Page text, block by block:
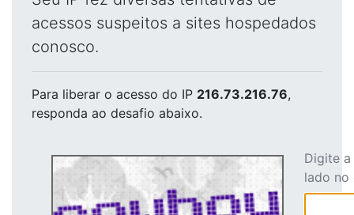
acessos suspeitos a sites hospedados
conosco.
Para liberar o acesso do IP 216.73.216.76,
responda ao desafio abaixo.
Digite
lado no